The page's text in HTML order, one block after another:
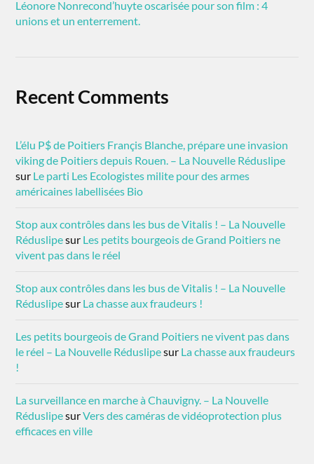
Léonore Nonrecond’huyte oscarisée pour son film : 4
unions et un enterrement.
Recent Comments
L’élu P$ de Poitiers Françis Blanche, prépare une invasion
viking de Poitiers depuis Rouen. – La Nouvelle Réduslipe
sur Le parti Les Ecologistes milite pour des armes
américaines labellisées Bio
Stop aux contrôles dans les bus de Vitalis ! – La Nouvelle
Réduslipesur Les petits bourgeois de Grand Poitiers ne
vivent pas dans le réel
Stop aux contrôles dans les bus de Vitalis ! – La Nouvelle
Réduslipesur La chasse aux fraudeurs !
Les petits bourgeois de Grand Poitiers ne vivent pas dans
le réel – La Nouvelle Réduslipesur La chasse aux fraudeurs
!
La surveillance en marche à Chauvigny. – La Nouvelle
RéduslipesurVers des caméras de vidéoprotection plus
efficaces en ville